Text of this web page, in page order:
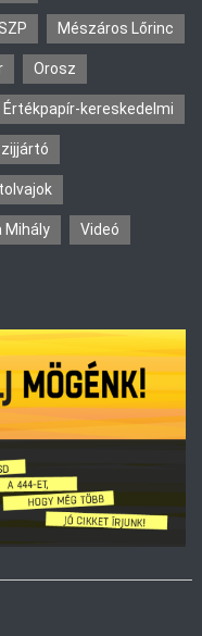
Mészáros Lőrinc
Orosz
kereskedelmi
tolvajok
Mihály Videó